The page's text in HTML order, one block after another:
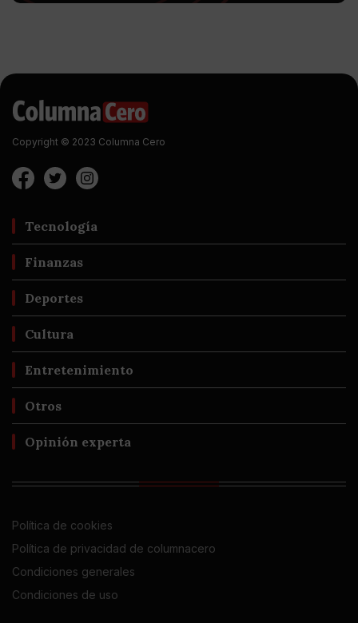
Copyright © 2023 Columna Cero
Tecnología
Finanzas
Deportes
Cultura
Entretenimiento
Otros
Opinión experta
Política de cookies
Política de privacidad de columnacero
Condiciones generales
Condiciones de uso